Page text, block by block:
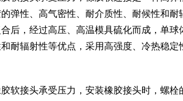
弹性、高气密性、耐介质性、耐候性和
后，经过高压、高温模具硫化而成，单
耐辐射性等优点，采用高强度、冷热稳
软接头承受压力，安装橡胶接头时，螺